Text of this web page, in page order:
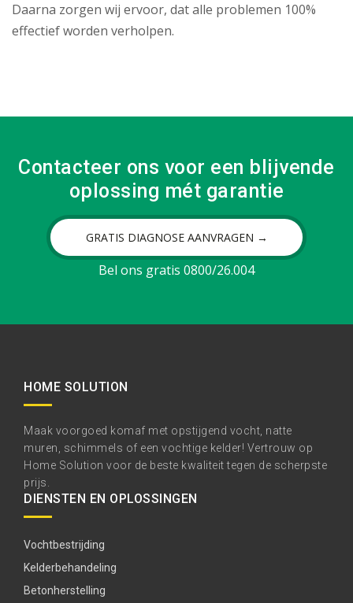
Daarna zorgen wij ervoor, dat alle problemen 100%
effectief worden verholpen.
Contacteer ons voor een blijvende
oplossing mét garantie
GRATIS DIAGNOSE AANVRAGEN →
Bel ons gratis 0800/26.004
HOME SOLUTION
Maak voorgoed komaf met opstijgend vocht, natte
muren, schimmels of een vochtige kelder! Vertrouw op
Home Solution voor de beste kwaliteit tegen de scherpste
prijs.
DIENSTEN EN OPLOSSINGEN
Vochtbestrijding
Kelderbehandeling
Betonherstelling